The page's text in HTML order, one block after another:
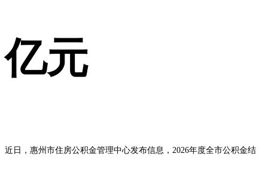
亿元
近日，惠州市住房公积金管理中心发布信息，2026年度全市公积金结